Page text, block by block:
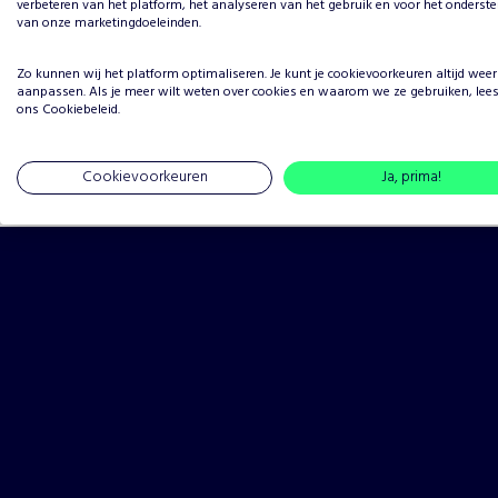
4 sterren
2 sterren
verbeteren van het platform, het analyseren van het gebruik en voor het
van onze marketingdoeleinden.
Zo kunnen wij het platform optimaliseren. Je kunt je cookievoorkeuren altijd weer
aanpassen. Als je meer wilt weten over cookies en waarom we ze gebruiken,
ons Cookiebeleid.
Cookievoorkeuren Ja, prima!